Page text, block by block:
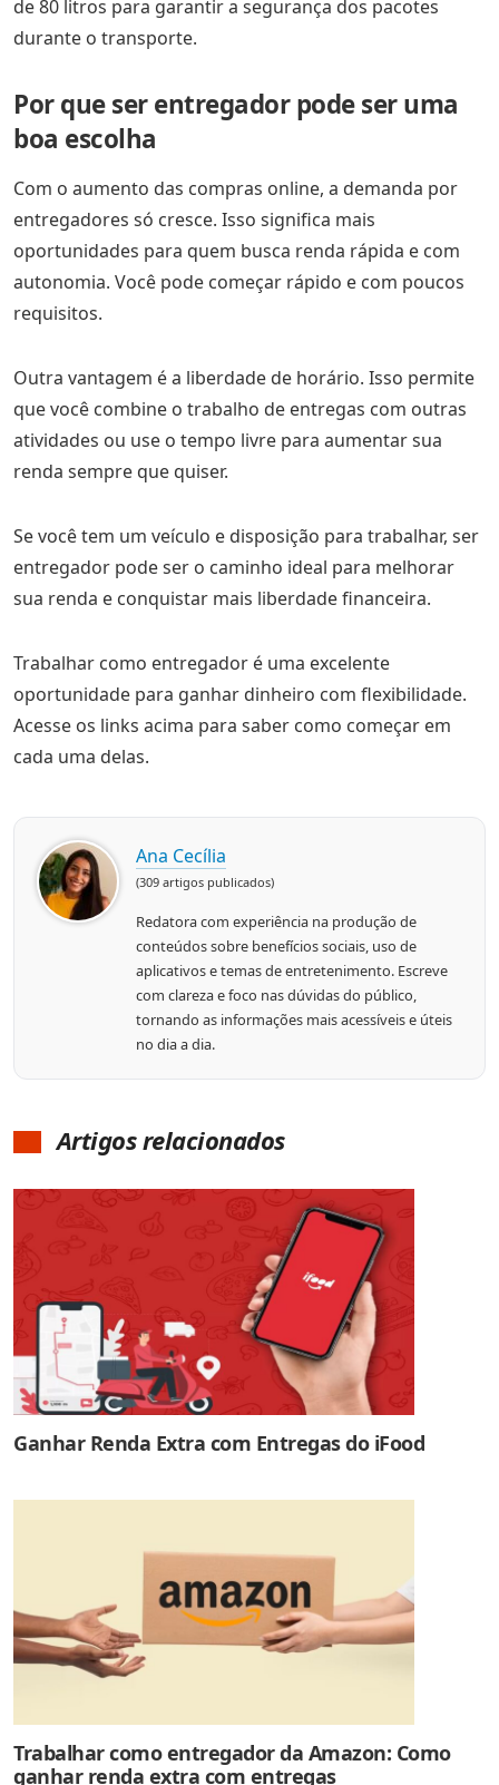
de 80 litros para garantir a segurança dos pacotes
durante o transporte.
Por que ser entregador pode ser uma
boa escolha
Com o aumento das compras online, a demanda por
entregadores só cresce. Isso significa mais
oportunidades para quem busca renda rápida e com
autonomia. Você pode começar rápido e com poucos
requisitos.
Outra vantagem é a liberdade de horário. Isso permite
que você combine o trabalho de entregas com outras
atividades ou use o tempo livre para aumentar sua
renda sempre que quiser.
Se você tem um veículo e disposição para trabalhar, ser
entregador pode ser o caminho ideal para melhorar
sua renda e conquistar mais liberdade financeira.
Trabalhar como entregador é uma excelente
oportunidade para ganhar dinheiro com flexibilidade.
Acesse os links acima para saber como começar em
cada uma delas.
Ana Cecília
(309 artigos publicados)
Redatora com experiência na produção de
conteúdos sobre benefícios sociais, uso de
aplicativos e temas de entretenimento. Escreve
com clareza e foco nas dúvidas do público,
tornando as informações mais acessíveis e úteis
no dia a dia.
Artigos relacionados
Ganhar Renda Extra com Entregas do iFood
Trabalhar como entregador da Amazon: Como
ganhar renda extra com entregas